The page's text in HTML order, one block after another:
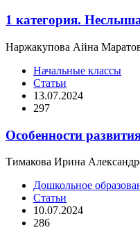
1 категория.
Наржакупова Айна
Начальные классы
Статьи
13.07.2024
297
Особенности
Тимакова Ирина
Дошкольное
Статьи
10.07.2024
286